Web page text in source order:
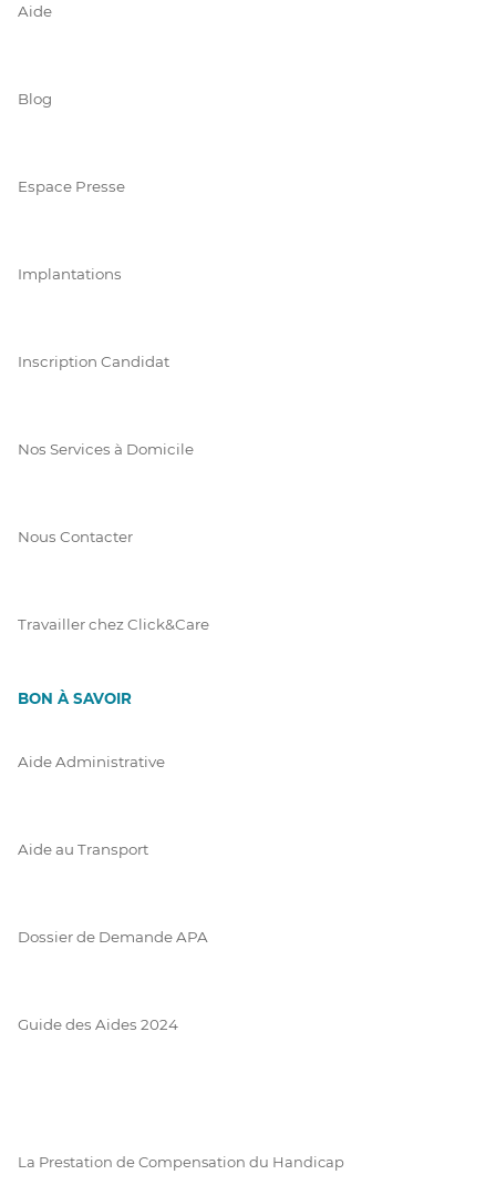
Aide
Blog
Espace Presse
Implantations
Inscription Candidat
Nos Services à Domicile
Nous Contacter
Travailler chez Click&Care
BON À SAVOIR
Aide Administrative
Aide au Transport
Dossier de Demande APA
Guide des Aides 2024
La Prestation de Compensation du Handicap